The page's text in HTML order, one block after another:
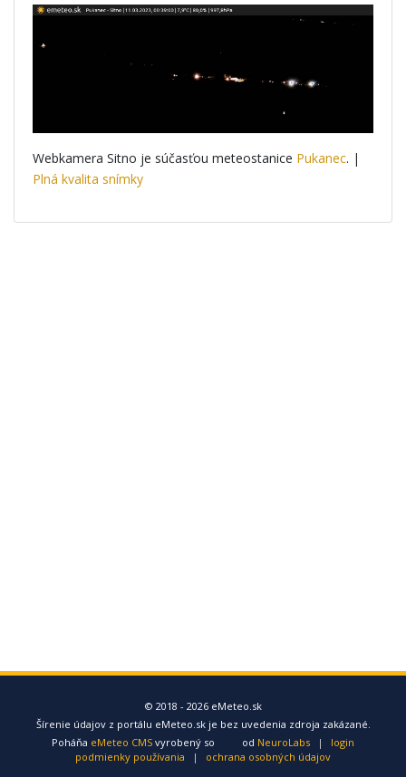
Webkamera Sitno je súčasťou meteostanice Pukanec. |
Plná kvalita snímky
© 2018 - 2026 eMeteo.sk
Šírenie údajov z portálu eMeteo.sk je bez uvedenia zdroja zakázané.
Poháňa eMeteo CMS vyrobený so od NeuroLabs |
login
podmienky používania
| ochrana osobných údajov